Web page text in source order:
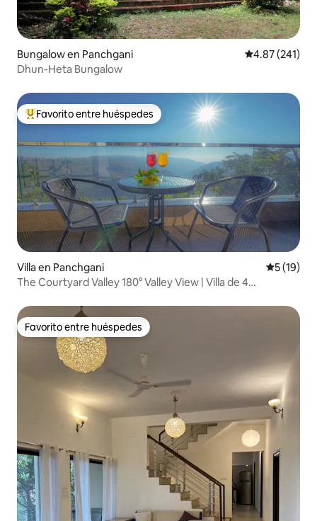
Bungalow en Panchgani Calificación
4.87 (241)
Dhun-Heta Bungalow
De los mejores en Favorito entre huéspedes
Favorito entre huéspedes
Villa en Panchgani
5 (19)
The Courtyard Valley 180° Valley View | Villa de 4
Favorito entre huéspedes
Favorito entre huéspedes